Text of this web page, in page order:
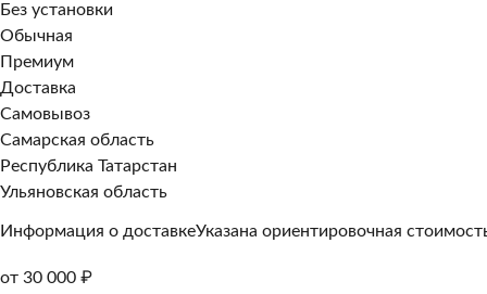
Без установки
Обычная
Премиум
Доставка
Самовывоз
Самарская область
Республика Татарстан
Ульяновская область
Информация о доставкеУказана ориентировочная
от 30 000 ₽